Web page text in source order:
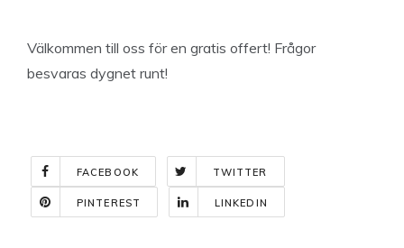
Välkommen till oss för en gratis offert! Frågor
besvaras dygnet runt!
FACEBOOK TWITTER
PINTEREST LINKEDIN